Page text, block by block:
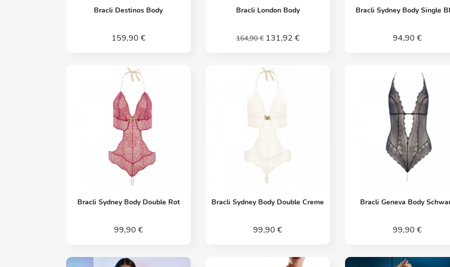
Vorschau
Bracli Destinos Body
159,90 €
 Vorschau
Bracli London Body
164,90 € 131,92 €
Vorschau
Bracli Sydney Body Single
94,90 €
Vorschau
Bracli Sydney Body Double Rot
99,90 €
 Vorschau
Bracli Sydney Body Double Creme
99,90 €
Vorschau
Bracli Geneva Body
99,90 €